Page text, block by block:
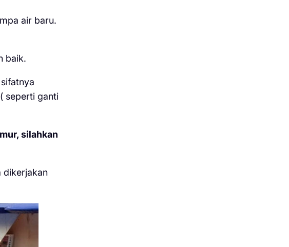
air baru.
baik.
seperti ganti
silahkan
dikerjakan